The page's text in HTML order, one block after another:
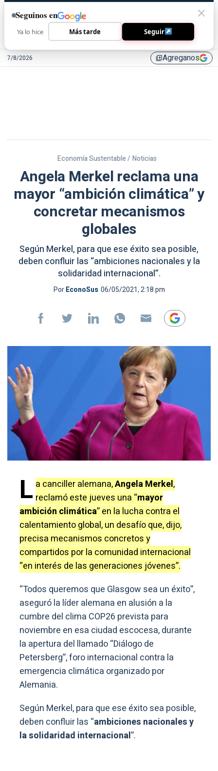
7/8/2026 library_addAgreganos
Economía Sustentable / Noticias
Angela Merkel reclama una
mayor “ambición climática” y
concretar mecanismos
globales
Según Merkel, para que ese éxito sea posible,
deben confluir las “ambiciones nacionales y la
solidaridad internacional”.
PorEconoSus 06/05/2021, 2:18 pm
L a canciller alemana,Angela Merkel,
reclamó este jueves una “mayor
ambición climática” en la lucha contra el
calentamiento global, un desafío que, dijo,
precisa mecanismos concretos y
compartidos por la comunidad internacional
“en interés de las generaciones jóvenes”.
“Todos queremos que Glasgow sea un éxito”,
aseguró la líder alemana en alusión a la
cumbre del clima COP26 prevista para
noviembre en esa ciudad escocesa, durante
la apertura del llamado “Diálogo de
Petersberg”, foro internacional contra la
emergencia climática organizado por
Alemania.
Según Merkel, para que ese éxito sea posible,
deben confluir las “ambiciones nacionales y
la solidaridad internacional”.
Seguinos en
Ya lo hice Más tarde Seguir